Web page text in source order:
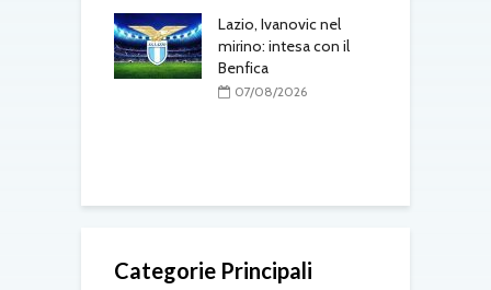
Lazio, Ivanovic nel
mirino: intesa con il
Benfica
07/08/2026
Categorie Principali